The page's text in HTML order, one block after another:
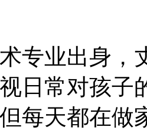
专业出身，
日常对孩子
每天都在做